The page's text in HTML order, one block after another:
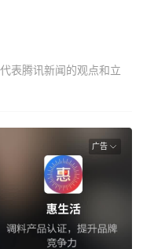
表腾讯新闻的观点和立
广告